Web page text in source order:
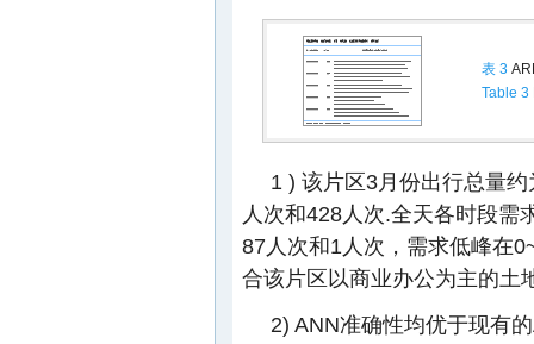
表 3
Table 3
1 ) 该片区3月份出行总量
人次和428人次.全天各时段需
87人次和1人次，需求低峰在
合该片区以商业办公为主的土
2) ANN准确性均优于现有